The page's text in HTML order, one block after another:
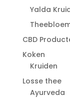
Yalda
CBD
Koken
Kruiden
Losse thee
Ayurveda